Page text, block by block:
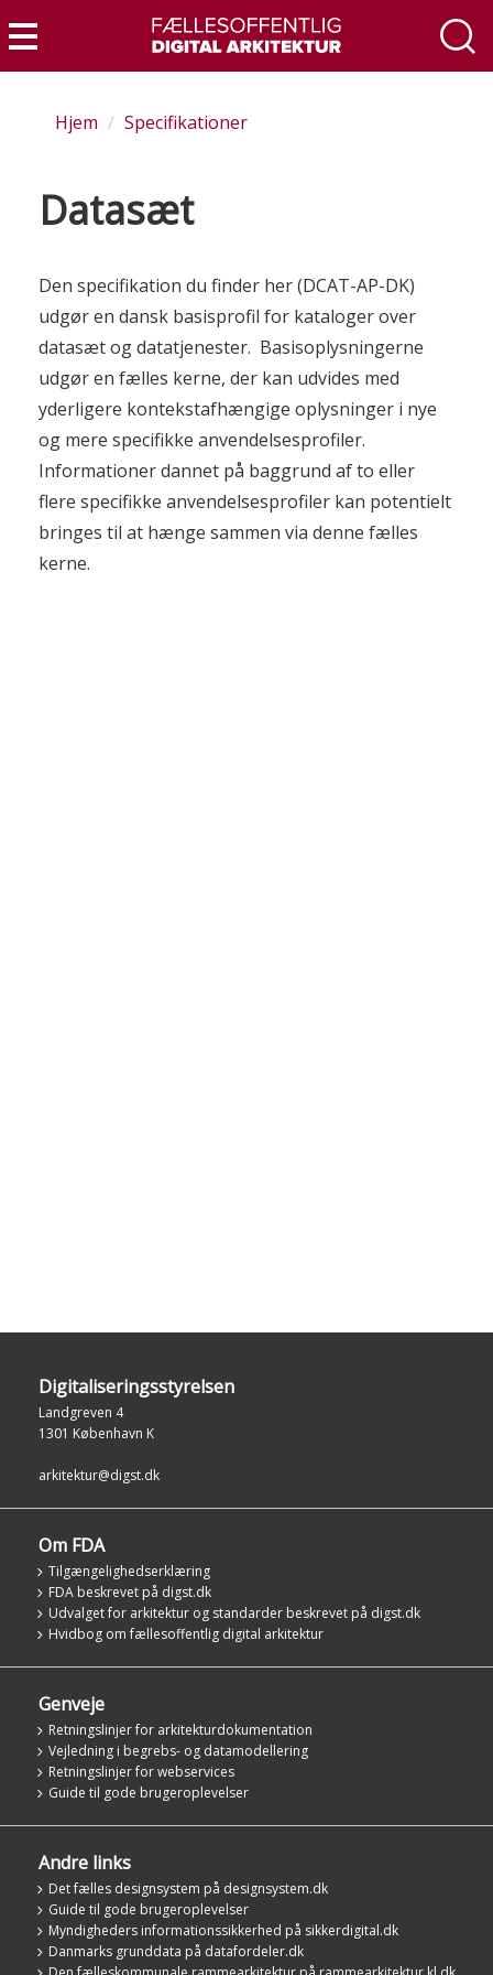
til
hovedindhold
Menu
Hjem Specifikationer
Datasæt
Den specifikation du finder her (DCAT-AP-DK)
udgør en dansk basisprofil for kataloger over
datasæt og datatjenester. Basisoplysningerne
udgør en fælles kerne, der kan udvides med
yderligere kontekstafhængige oplysninger i nye
og mere specifikke anvendelsesprofiler.
Informationer dannet på baggrund af to eller
flere specifikke anvendelsesprofiler kan potentielt
bringes til at hænge sammen via denne fælles
kerne.
Digitaliseringsstyrelsen
Landgreven 4
1301 København K
arkitektur@digst.dk
Om FDA
Tilgængelighedserklæring
FDA beskrevet på digst.dk
Udvalget for arkitektur og standarder beskrevet på digst.dk
Hvidbog om fællesoffentlig digital arkitektur
Genveje
Retningslinjer for arkitekturdokumentation
Vejledning i begrebs- og datamodellering
Retningslinjer for webservices
Guide til gode brugeroplevelser
Andre links
Det fælles designsystem på designsystem.dk
Guide til gode brugeroplevelser
Myndigheders informationssikkerhed på sikkerdigital.dk
Danmarks grunddata på datafordeler.dk